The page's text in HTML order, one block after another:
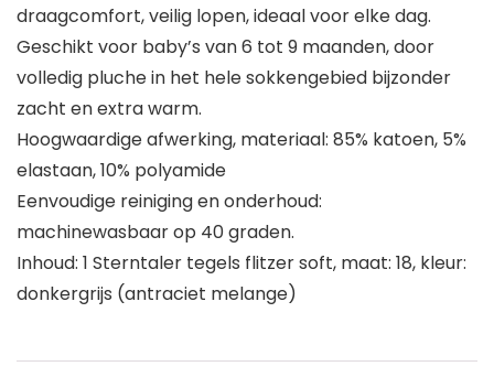
draagcomfort, veilig lopen, ideaal voor elke dag.
Geschikt voor baby’s van 6 tot 9 maanden, door
volledig pluche in het hele sokkengebied bijzonder
zacht en extra warm.
Hoogwaardige afwerking, materiaal: 85% katoen, 5%
elastaan, 10% polyamide
Eenvoudige reiniging en onderhoud:
machinewasbaar op 40 graden.
Inhoud: 1 Sterntaler tegels flitzer soft, maat: 18, kleur:
donkergrijs (antraciet melange)